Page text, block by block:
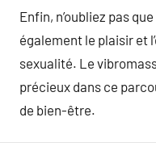
Enfin, n’oubliez pas
également le plaisir et
sexualité. Le
précieux dans ce
de bien-être.